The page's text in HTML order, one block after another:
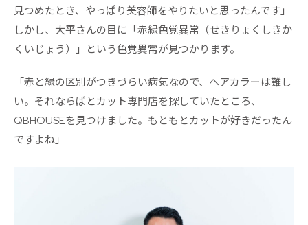
見つめたとき、やっぱり美容師をやりたいと思ったんです」
しかし、大平さんの目に「赤緑色覚異常（せきりょくしきか
くいじょう）」という色覚異常が見つかります。
「赤と緑の区別がつきづらい病気なので、ヘアカラーは難し
い。それならばとカット専門店を探していたところ、
QBHOUSEを見つけました。もともとカットが好きだったん
ですよね」